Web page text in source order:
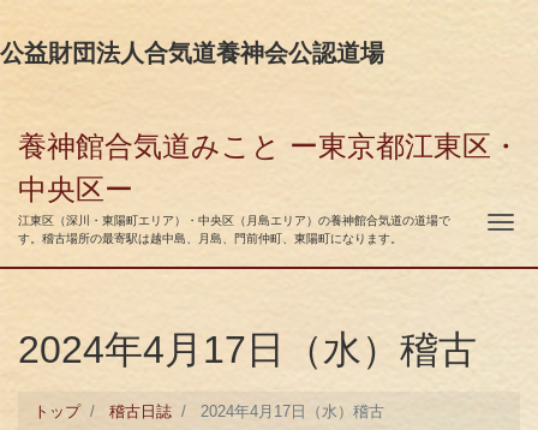
公益財団法人合気道養神会公認道場
養神館合気道みこと ー東京都江東区・
中央区ー
江東区（深川・東陽町エリア）・中央区（月島エリア）の養神館合気道の道場で
す。稽古場所の最寄駅は越中島、月島、門前仲町、東陽町になります。
ナ
2024年4月17日（水）稽古
トップ 稽古日誌 2024年4月17日（水）稽古